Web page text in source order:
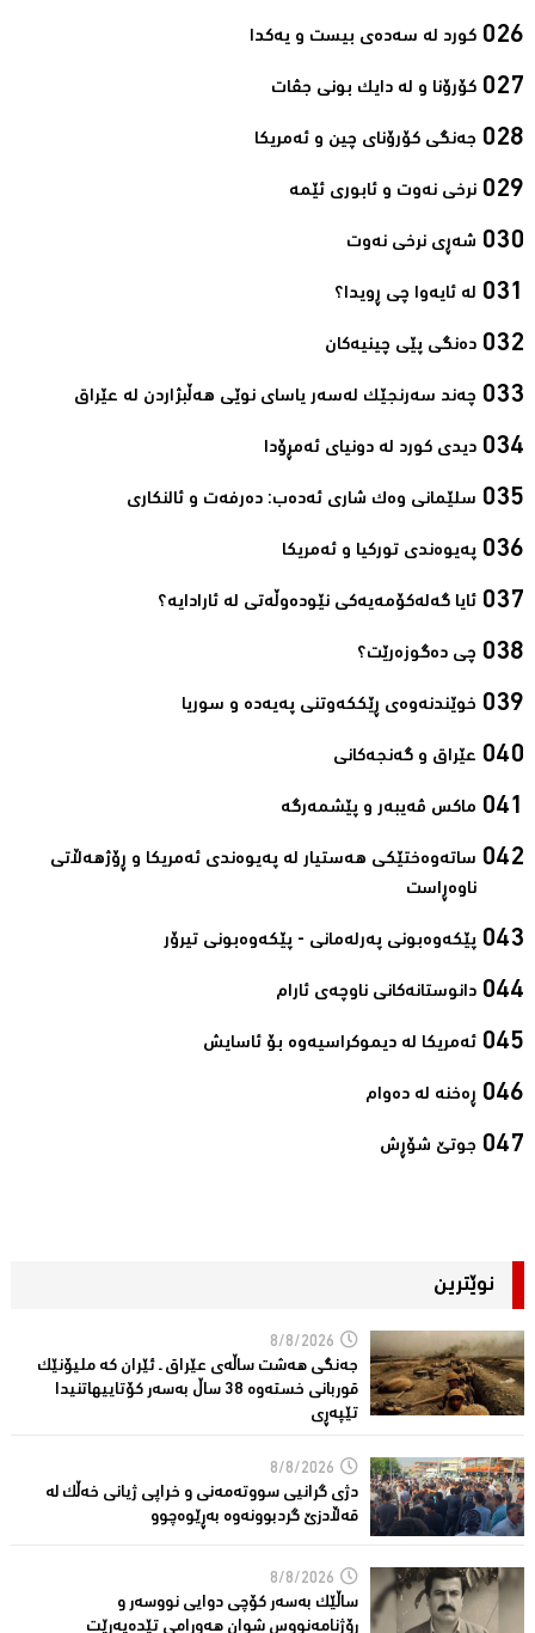
کورد لە سەدەی بیست و یەکدا‌
کۆرۆنا و لە دایک بونی جڤات‌
جەنگی کۆرۆنای چین و ئەمریکا‌
نرخی نەوت و ئابوری ئێمە‌
شەڕی نرخی نەوت‌
لە ئایەوا چی ڕویدا؟‌
دەنگی پێی چینیەکان‌
چەند سەرنجێک لەسەر یاسای نوێی هەڵبژاردن لە عێراق‌
دیدی کورد لە دونیای ئەمڕۆدا‌
سلێمانی وەک شاری ئەدەب: دەرفەت و ئالنکاری‌
پەیوەندی تورکیا و ئەمریکا‌
ئایا گەلەکۆمەیەکی نێودەوڵەتی لە ئارادایە؟‌
چی دەگوزەرێت؟‌
خوێندنەوەی ڕێککەوتنی پەیەدە و سوریا‌
عێراق و گەنجەکانی‌
ماکس ڤەیبەر و پێشمەرگە‌
ساتەوەختێکی هەستیار لە پەیوەندی ئەمریکا و ڕۆژهەڵاتی
ناوەڕاست‌
پێکەوەبونی پەرلەمانی - پێکەوەبونی تیرۆر‌
دانوستانەکانی ناوچەی ئارام‌
ئەمریکا لە دیموکراسیەوە بۆ ئاسایش‌
ڕەخنە لە دەوام‌
جوتێ شۆڕش‌
نوێترین
8/8/2026
جەنگی هەشت ساڵەی عێراق ـ ئێران کە ملیۆنێک
قوربانى خستەوە 38 ساڵ بەسەر كۆتاییهاتنیدا
تێپەڕى
8/8/2026
دژی گرانیی سووتەمەنی و خراپی ژیانی خەڵك لە
قەڵادزێ‌ گردبوونەوە بەڕێوەچوو
8/8/2026
ساڵێك بەسەر كۆچی دوایی نووسەر و
ڕۆژنامەنووس شوان هەورامی تێدەپەڕێت